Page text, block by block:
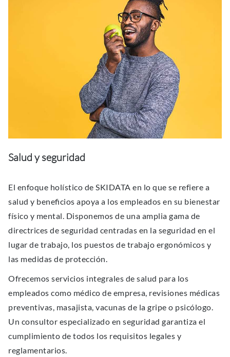
Salud y seguridad
El enfoque holístico de SKIDATA en lo que se refiere a
salud y beneﬁcios apoya a los empleados en su bienestar
físico y mental. Disponemos de una amplia gama de
directrices de seguridad centradas en la seguridad en el
lugar de trabajo, los puestos de trabajo ergonómicos y
las medidas de protección.
Ofrecemos servicios integrales de salud para los
empleados como médico de empresa, revisiones médicas
preventivas, masajista, vacunas de la gripe o psicólogo.
Un consultor especializado en seguridad garantiza el
cumplimiento de todos los requisitos legales y
reglamentarios.